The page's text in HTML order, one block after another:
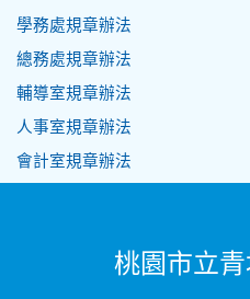
學務處規章辦法
總務處規章辦法
輔導室規章辦法
人事室規章辦法
會計室規章辦法
桃園市立